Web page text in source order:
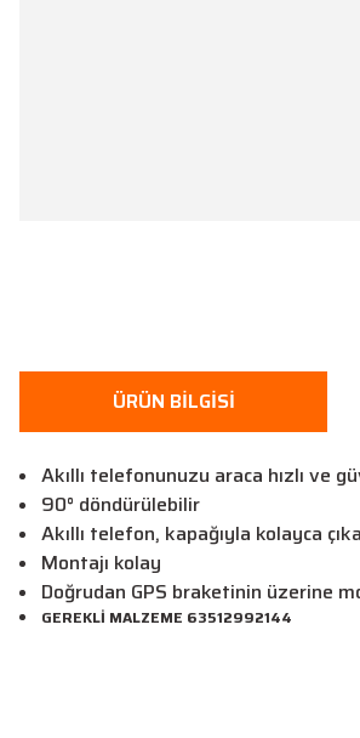
ÜRÜN BILGISI
Akıllı telefonunuzu araca hızlı ve
90° döndürülebilir
Akıllı telefon, kapağıyla kolayca
Montajı kolay
Doğrudan GPS braketinin üzerine
GEREKLİ MALZEME 63512992144